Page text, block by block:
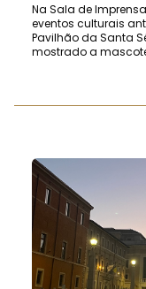
Na Sala de
eventos culturais
Pavilhão da Santa
mostrado a